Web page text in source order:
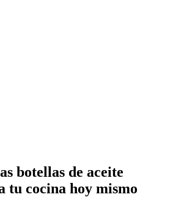
botellas de aceite
tu cocina hoy mismo